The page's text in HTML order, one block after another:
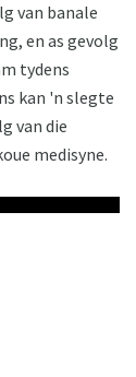
van banale
en as gevolg
tydens
kan 'n slegte
van die
medisyne.